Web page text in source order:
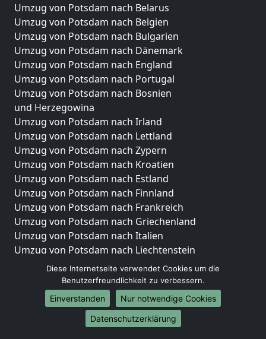
Umzug von Potsdam nach Belarus
Umzug von Potsdam nach Belgien
Umzug von Potsdam nach Bulgarien
Umzug von Potsdam nach Dänemark
Umzug von Potsdam nach England
Umzug von Potsdam nach Portugal
Umzug von Potsdam nach Bosnien
und Herzegowina
Umzug von Potsdam nach Irland
Umzug von Potsdam nach Lettland
Umzug von Potsdam nach Zypern
Umzug von Potsdam nach Kroatien
Umzug von Potsdam nach Estland
Umzug von Potsdam nach Finnland
Umzug von Potsdam nach Frankreich
Umzug von Potsdam nach Griechenland
Umzug von Potsdam nach Italien
Umzug von Potsdam nach Liechtenstein
Umzug von Potsdam nach Luxemburg
Umzug von Potsdam nach Niederlande
Umzug von Potsdam nach Norwegen
Umzüge-Deutschlandweit
Diese Internetseite verwendet Cookies um die
Benutzerfreundlichkeit zu verbessern.
Einverstanden
Nur notwendige Cookies
Datenschutzerklärung